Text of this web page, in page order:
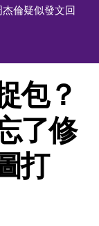
倫疑似發文回
包？
了修
打